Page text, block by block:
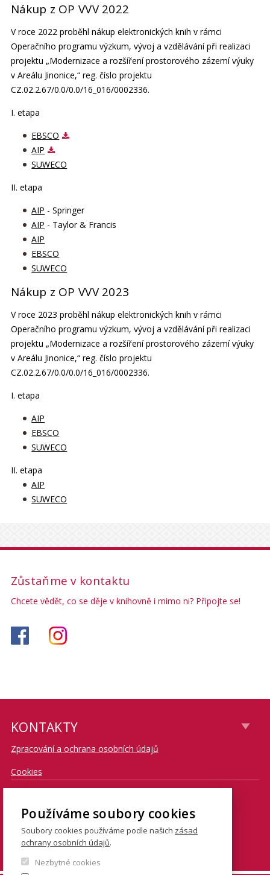
Nákup z OP VVV 2022
V roce 2022 proběhl nákup elektronických knih v rámci
Operačního programu výzkum, vývoj a vzdělávání při realizaci
projektu „Modernizace a rozšíření prostorového zázemí výuky
v Areálu Jinonice,“ reg. číslo projektu
CZ.02.2.67/0.0/0.0/16_016/0002336.
I. etapa
EBSCO
AIP
SUWECO
II. etapa
AIP - Springer
AIP - Taylor & Francis
AIP
EBSCO
SUWECO
Nákup z OP VVV 2023
V roce 2023 proběhl nákup elektronických knih v rámci
Operačního programu výzkum, vývoj a vzdělávání při realizaci
projektu „Modernizace a rozšíření prostorového zázemí výuky
v Areálu Jinonice,“ reg. číslo projektu
CZ.02.2.67/0.0/0.0/16_016/0002336.
I. etapa
AIP
EBSCO
SUWECO
II. etapa
AIP
SUWECO
Zůstaňme v kontaktu
Chcete vědět, co se děje v knihovně i mimo ni? Připojte se!
KONTAKTY
Zpracování a ochrana osobních údajů
Cookies
CONTACT
E-mail: knihovna@fsv.cuni.cz
Tel. centrální knihovna Jinonice: 267 224 303
Používáme soubory cookies
Soubory cookies používáme podle našich zásad
ochrany osobních údajů.
Nezbytné cookies